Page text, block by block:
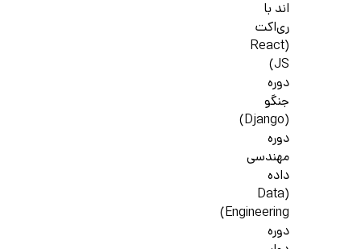
اند با
ری‌اکت
(React
JS)
دوره
جنگو
(Django)
دوره
مهندسی
داده
(Data
Engineering)
دوره